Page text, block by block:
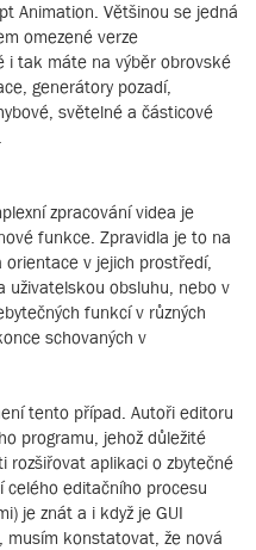
Animation. Většinou se jedná
omezené verze
i tak máte na výběr obrovské
generátory pozadí,
světelné a částicové
zpracování videa je
funkce. Zpravidla je to na
v jejich prostředí,
uživatelskou obsluhu, nebo v
funkcí v různých
schovaných v
tento případ. Autoři editoru
programu, jehož důležité
rozšiřovat aplikaci o zbytečné
celého editačního procesu
je znát a i když je GUI
musím konstatovat, že nová